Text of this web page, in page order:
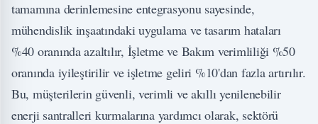
tamamına derinlemesine entegrasyonu sayesinde,
mühendislik inşaatındaki uygulama ve tasarım hataları
%40 oranında azaltılır, İşletme ve Bakım verimliliği %50
oranında iyileştirilir ve işletme geliri %10'dan fazla artırılır.
Bu, müşterilerin güvenli, verimli ve akıllı yenilenebilir
enerji santralleri kurmalarına yardımcı olarak, sektörü